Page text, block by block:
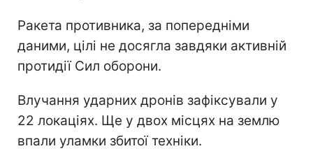
Ракета противника, за попередніми
даними, цілі не досягла завдяки активній
протидії Сил оборони.
Влучання ударних дронів зафіксували у
22 локаціях. Ще у двох місцях на землю
впали уламки збитої техніки.